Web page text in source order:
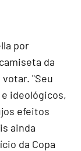
por
da
"Seu
ideológicos,
efeitos
ainda
da Copa